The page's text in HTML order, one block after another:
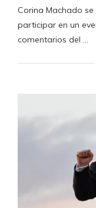
Corina Machado
participar en un
comentarios del …